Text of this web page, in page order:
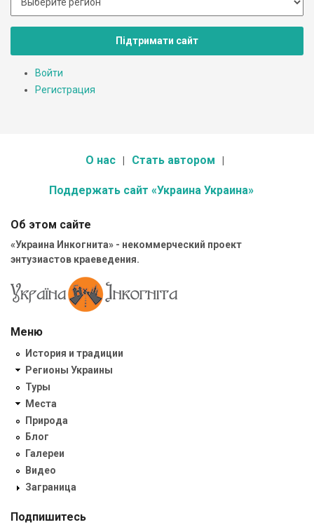
Підтримати сайт
Войти
Регистрация
О нас Стать автором
Поддержать сайт «Украина Украина»
Об этом сайте
«Украина Инкогнита» - некоммерческий проект
энтузиастов краеведения.
Меню
История и традиции
Регионы Украины
Туры
Места
Природа
Блог
Галереи
Видео
Заграница
Подпишитесь